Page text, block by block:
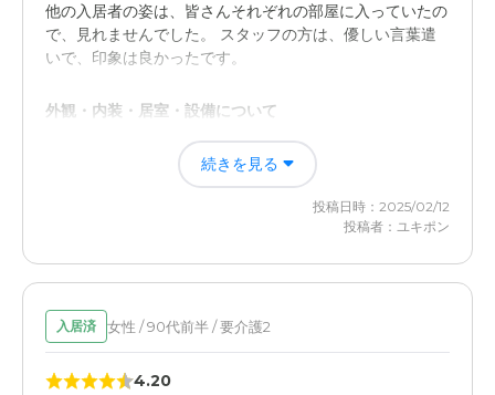
他の入居者の姿は、皆さんそれぞれの部屋に入っていたの
で、見れませんでした。 スタッフの方は、優しい言葉遣
いで、印象は良かったです。
外観・内装・居室・設備について
施設の中は、明るく感じました。 部屋は、北向きと南向
きがあるので、日当たりが違うなと思いました。
近隣環境や交通アクセスについて
幹線道路が横を通っているので、そちら側は危ない感じで
す。 南側は、近所の家庭菜園があったりして、穏やかな
続きを見る
投稿日時：2025/02/12
投稿者：ユキポン
入居済 女性 / 90代前半 / 要介護2
4.20